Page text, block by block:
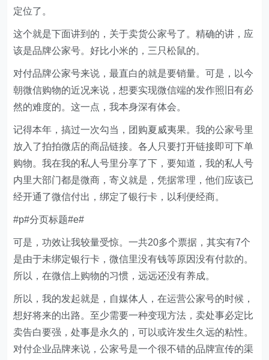
定位了。
这个就是下面讲到的，关于卖货公家号了。精确的讲，应
该是品牌公家号。好比小米的，三只松鼠的。
对付品牌公家号来说，最直白的就是要销量。可是，以今
朝微信购物的近况来说，想要实现微信端的发作照旧有必
然的难度的。这一点，我本身深有体会。
记得本年，搞过一次勾当，团购夏威夷果。我的公家号里
放入了拍拍微店的商品链接。各人只要打开链接即可下单
购物。我在我的私人号里分享了下，要知道，我的私人号
内里大部门都是微商，寄义就是，凭据常理，他们应该已
经开通了微信付出，绑定了银行卡，以利便经商。
#p#分页标题#e#
可是，功效让我较量受惊。一共20多个票据，其实有7个
是由于未绑定银行卡，微信里没有钱等原因没有付款的。
所以，在微信上购物的习惯，远远还没有养成。
所以，我的发起就是，自媒体人，在运营公家号的时候，
想好将来的出路。至少需要一种变现方法，卖处事必定比
卖告白要强，处事是永久的，可以或许发生久远的粘性。
对付企业品牌来说，公家号是一个很不错的品牌宣传的渠